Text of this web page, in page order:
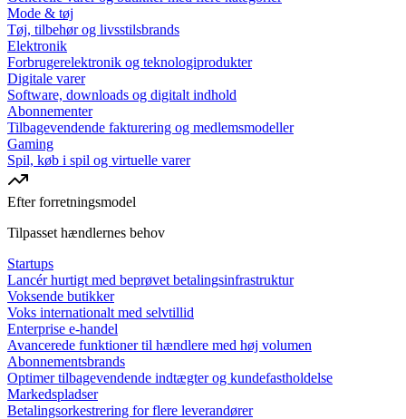
Mode & tøj
Tøj, tilbehør og livsstilsbrands
Elektronik
Forbrugerelektronik og teknologiprodukter
Digitale varer
Software, downloads og digitalt indhold
Abonnementer
Tilbagevendende fakturering og medlemsmodeller
Gaming
Spil, køb i spil og virtuelle varer
Efter forretningsmodel
Tilpasset hændlernes behov
Startups
Lancér hurtigt med beprøvet betalingsinfrastruktur
Voksende butikker
Voks internationalt med selvtillid
Enterprise e-handel
Avancerede funktioner til hændlere med høj volumen
Abonnementsbrands
Optimer tilbagevendende indtægter og kundefastholdelse
Markedspladser
Betalingsorkestrering for flere leverandører